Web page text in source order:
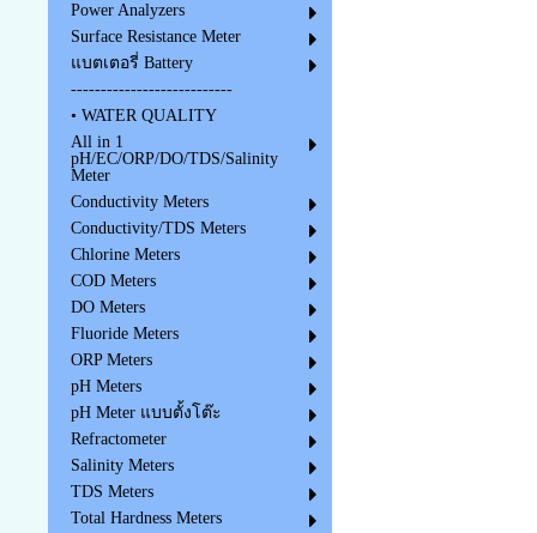
Power Analyzers
Surface Resistance Meter
แบตเตอรี่ Battery
---------------------------
• WATER QUALITY
All in 1
pH/EC/ORP/DO/TDS/Salinity
Meter
Conductivity Meters
Conductivity/TDS Meters
Chlorine Meters
COD Meters
DO Meters
Fluoride Meters
ORP Meters
pH Meters
pH Meter แบบตั้งโต๊ะ
Refractometer
Salinity Meters
TDS Meters
Total Hardness Meters